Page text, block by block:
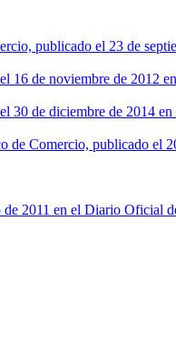
publicado el 23 de
16 de noviembre de 2012
30 de diciembre de 2014
Comercio, publicado el
2011 en el Diario Oficial